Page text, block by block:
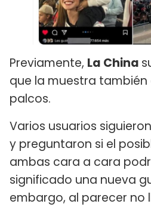
Previamente, La China
que la muestra también
palcos.
Varios usuarios
y preguntaron si el
ambas cara a cara
significado una nueva
embargo, al parecer no